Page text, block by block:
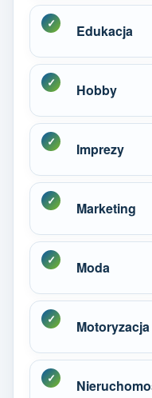
Edukacja
Hobby
Imprezy
Marketing
Moda
Motoryzacja